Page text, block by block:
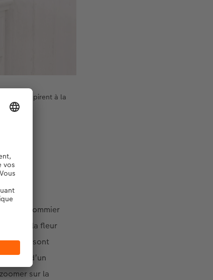
lilas aspirent à la
de pommier
et la fleur
plantes sont
d’un
sur la